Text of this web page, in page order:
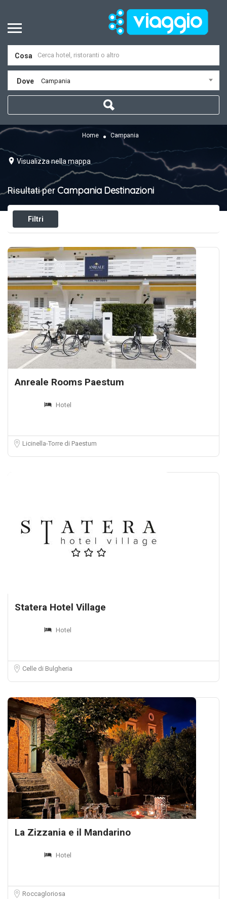
Cosa
Dove Campania
Home Campania
Visualizza nella mappa
Risultati per Campania Destinazioni
Filtri
Anreale Rooms Paestum
Hotel
Licinella-Torre di Paestum
Statera Hotel Village
Hotel
Celle di Bulgheria
La Zizzania e il Mandarino
Hotel
Roccagloriosa